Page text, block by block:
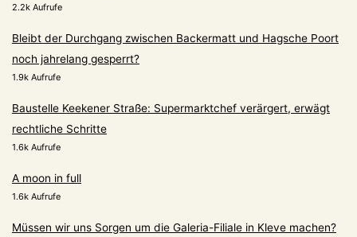
2.2k Aufrufe
Bleibt der Durchgang zwischen Backermatt und Hagsche Poort
noch jahrelang gesperrt?
1.9k Aufrufe
Baustelle Keekener Straße: Supermarktchef verärgert, erwägt
rechtliche Schritte
1.6k Aufrufe
A moon in full
1.6k Aufrufe
Müssen wir uns Sorgen um die Galeria-Filiale in Kleve machen?